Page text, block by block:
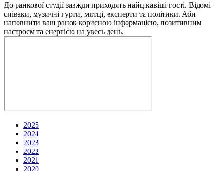
До ранкової студії завжди приходять найцікавіші гості. Відомі
співаки, музичні гурти, митці, експерти та політики. Аби
наповнити ваш ранок корисною інформацією, позитивним
настроєм та енергією на увесь день.
2025
2024
2023
2022
2021
2020